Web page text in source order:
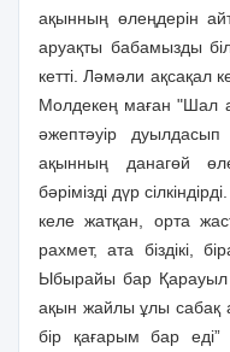
ақынның өлеңдерiн
аруақты бабамызды
кеттi. Ләмәли ақсақал
Молдекең маған "Шал
әжептәуiр
ақынның данагөй
бәрiмiздi дүр
келе жатқан, орта
рахмет, ата бiздiкi,
Ыбырайы бар Қарауыл
ақын жайлы ұлы
бiр қағарым бар